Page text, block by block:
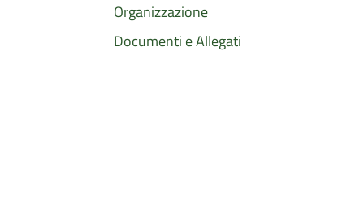
Organizzazione
Documenti e Allegati